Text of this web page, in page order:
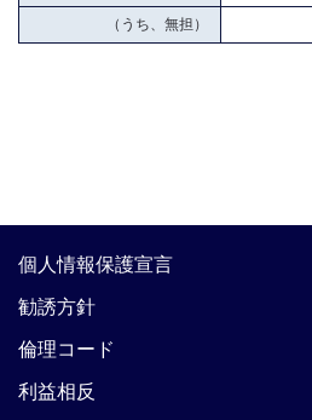
（うち、無担）
個人情報保護宣言
勧誘方針
倫理コード
利益相反